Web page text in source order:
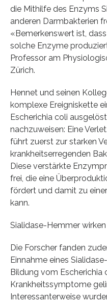
die Mithilfe des Enzyms
anderen Darmbakterien
«Bemerkenswert ist,
solche Enzyme
Professor am
Zürich.
Hennet und seinen
komplexe Ereigniskette
Escherichia coli
nachzuweisen: Eine
führt zuerst zur starken
krankheitserregenden
Diese verstärkte
frei, die eine
fördert und damit zu
kann.
Sialidase-Hemmer
Die Forscher fanden
Einnahme eines
Bildung vom Escherichia
Krankheitssymptome
Interessanterweise